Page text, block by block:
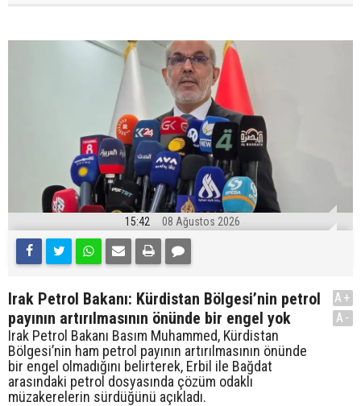
15:42 08 Ağustos 2026
Irak Petrol Bakanı: Kürdistan Bölgesi’nin petrol
payının artırılmasının önünde bir engel yok
Irak Petrol Bakanı Basım Muhammed, Kürdistan
Bölgesi’nin ham petrol payının artırılmasının önünde
bir engel olmadığını belirterek, Erbil ile Bağdat
arasındaki petrol dosyasında çözüm odaklı
müzakerelerin sürdüğünü açıkladı.
A+
A-